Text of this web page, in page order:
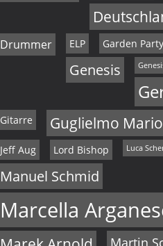
Drummer ELP Garden Party
Genesis
Gitarre Guglielmo
Jeff Aug Lord Bishop Luca
Manuel Schmid
Marcella
Martin